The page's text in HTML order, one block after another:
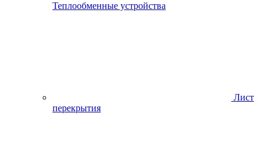
Теплообменные устройства
Лист
перекрытия